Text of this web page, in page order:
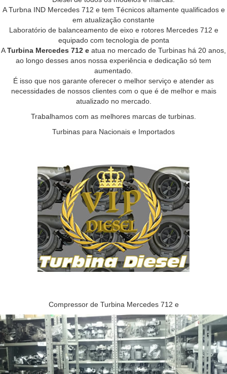
A Turbna IND Mercedes 712 e tem Técnicos altamente qualificados e
em atualização constante
Laboratório de balanceamento de eixo e rotores Mercedes 712 e
equipado com tecnologia de ponta
ATurbina Mercedes 712 e atua no mercado de Turbinas há 20 anos,
ao longo desses anos nossa experiência e dedicação só tem
aumentado.
É isso que nos garante oferecer o melhor serviço e atender as
necessidades de nossos clientes com o que é de melhor e mais
atualizado no mercado.
Trabalhamos com as melhores marcas de turbinas.
Turbinas para Nacionais e Importados
Compressor de Turbina Mercedes 712 e